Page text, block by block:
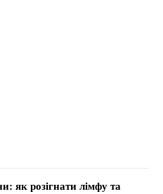
як розігнати лімфу та